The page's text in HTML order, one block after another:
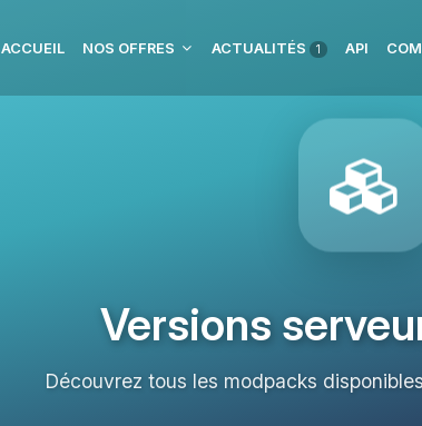
ACCUEIL NOS OFFRES ACTUALITÉS 1 API
Versions
Découvrez tous les modpacks